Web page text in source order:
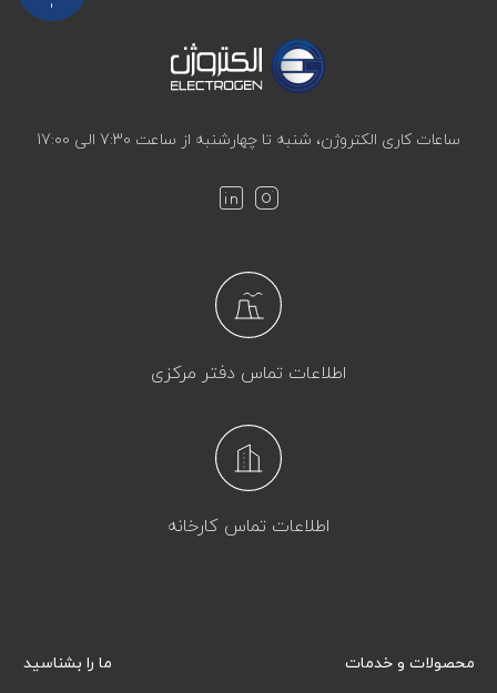
ساعات کاری الکتروژن، شنبه تا چهارشنبه از ساعت 7:30 الی 17:00
اطلاعات تماس دفتر مرکزی
اطلاعات تماس کارخانه
محصولات و خدمات ما را بشناسید